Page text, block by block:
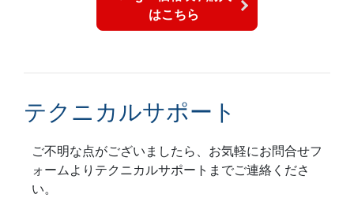
はこちら
テクニカルサポート
ご不明な点がございましたら、お気軽にお問合せフ
ォームよりテクニカルサポートまでご連絡くださ
い。